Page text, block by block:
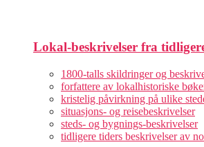
Lokal-beskrivelser fra
1800-talls skildringer og
forfattere av lokalhistoriske
kristelig påvirkning på ulike
situasjons- og reisebeskrivelser
steds- og bygnings-beskrivelser
tidligere tiders beskrivelser av